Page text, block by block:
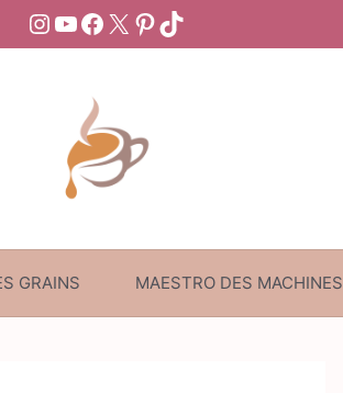
Instagram
YouTube
Facebook
X Pinterest
TikTok
GRAINS MAESTRO DES MACHINES